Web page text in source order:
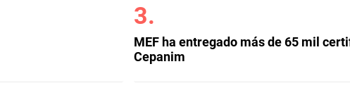
MEF ha entregado más de 65 mil
Cepanim